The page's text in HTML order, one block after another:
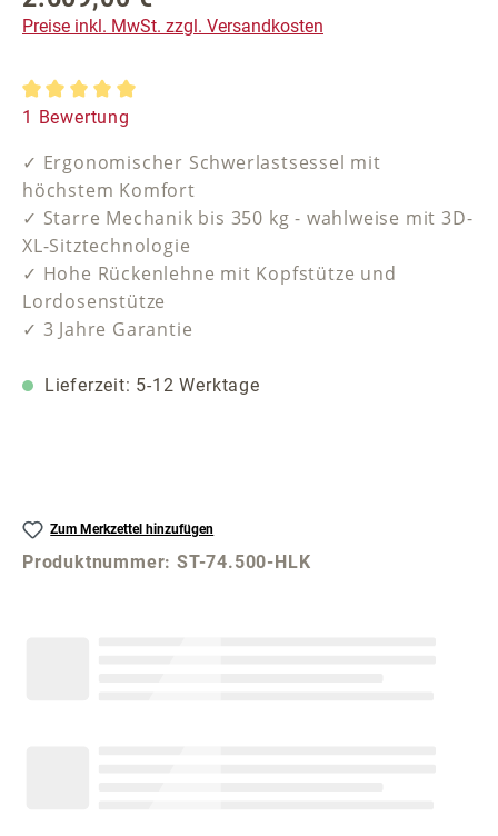
Preise inkl. MwSt. zzgl. Versandkosten
Durchschnittliche Bewertung von 5 von 5 Sternen
1 Bewertung
✓ Ergonomischer Schwerlastsessel mit
höchstem Komfort
✓ Starre Mechanik bis 350 kg - wahlweise mit 3D-
XL-Sitztechnologie
✓ Hohe Rückenlehne mit Kopfstütze und
Lordosenstütze
✓ 3 Jahre Garantie
Lieferzeit: 5-12 Werktage
Zum Merkzettel hinzufügen
Produktnummer:ST-74.500-HLK